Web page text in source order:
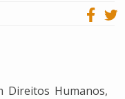
Direitos Humanos,